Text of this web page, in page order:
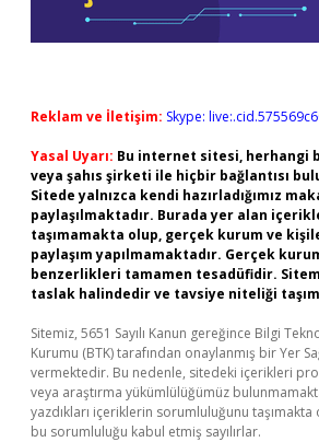
Reklam ve İletişim: Skype:
Yasal Uyarı: Bu internet sitesi, herhangi
veya şahıs şirketi ile hiçbir bağlantısı
Sitede yalnızca kendi hazırladığımız
paylaşılmaktadır. Burada yer alan
taşımamakta olup, gerçek kurum ve
paylaşım yapılmamaktadır. Gerçek
benzerlikleri tamamen tesadüfidir.
taslak halindedir ve tavsiye niteliği
Sitemiz, 5651 Sayılı Kanun gereğince Bilgi
Kurumu (BTK) tarafından onaylanmış bir Yer
vermektedir. Bu nedenle, sitedeki içerikleri
veya araştırma yükümlülüğümüz
yazdıkları içeriklerin sorumluluğunu
bu sorumluluğu kabul etmiş sayılırlar.